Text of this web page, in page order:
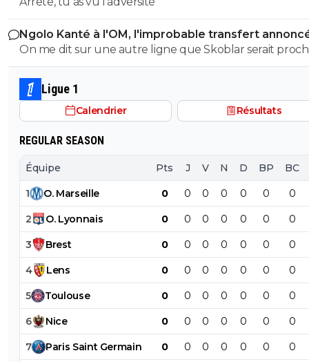
Non mais c est dit avec énormément de
einh...c est plus du dépit et de l agacement qu
chose...
0+ Répondre
cyrus-le-virus
Prenez Laurent Blanc!
0+ Répondre
Pourquoi pas.
0+
18 juillet 2020 à 15:16 +0
ils ont pris Kovac, vraiment dommage
Répondre
Ngolo Kanté à l'OM, l'improbable transfert
Turquie
On me dit sur une autre ligne que Skoblar serait
remettre les crampons.
Ligue 1
Calendrier Résultats
REGULAR SEASON
Équipe Pts J V N D BP BC
1 O. Marseille 0 0 0 0 0 0 0
2 O. Lyonnais 0 0 0 0 0 0 0
3 Brest 0 0 0 0 0 0 0
4 Lens 0 0 0 0 0 0 0
5 Toulouse 0 0 0 0 0 0 0
6 Nice 0 0 0 0 0 0 0
7 Paris Saint Germain 0 0 0 0 0 0 0